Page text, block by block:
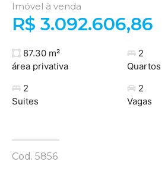
Imóvel à venda
R$ 3.092.606,86
87.30 m²
área privativa
2
Quartos
2
Suites
2
Vagas
Cod. 5856